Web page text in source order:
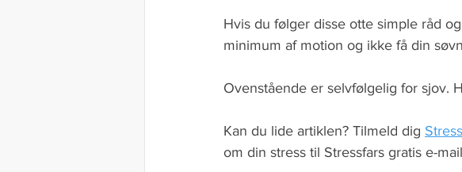
Hvis du følger disse otte simple råd
minimum af motion og ikke få din
Ovenstående er selvfølgelig for sjov.
Kan du lide artiklen? Tilmeld dig
om din stress til Stressfars gratis e-